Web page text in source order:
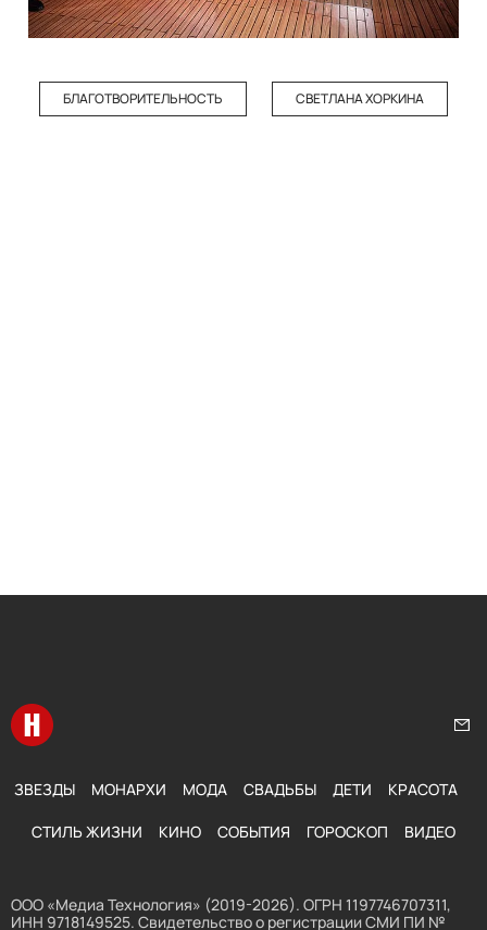
БЛАГОТВОРИТЕЛЬНОСТЬ СВЕТЛАНА ХОРКИНА
Перейти на главную
ЗВЕЗДЫ МОНАРХИ МОДА СВАДЬБЫ ДЕТИ КРАСОТА
СТИЛЬ ЖИЗНИ КИНО СОБЫТИЯ ГОРОСКОП ВИДЕО
ООО «Медиа Технология» (2019-2026). ОГРН 1197746707311,
ИНН 9718149525. Свидетельство о регистрации СМИ ПИ №